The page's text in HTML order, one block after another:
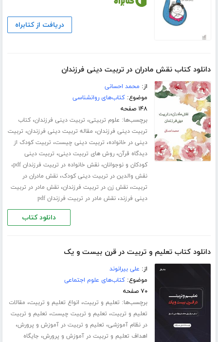
دریافت از کتابراه
دانلود کتاب نقش مادران در تربیت دینی فرزندان
از: محمد احسانی
موضوع:کتاب‌های روانشناسی
۱۴۸ صفحه
برچسب‌ها: علوم تربیتی، تربیت دینی فرزندان،کتاب
تربیت دینی فرزندان، مقاله تربیت دینی فرزندان، تربیت
دینی در خانواده، تربیت دینی چیست، تربیت کودک از
دیدگاه قرآن،روش های تربیت دینی، تربیت دینی
کودکان و نوجوانان،نقش خانواده در تربیت فرزندان pdf ،
نقش والدین در تربیت دینی کودک،نقش مادران در
تربیت،نقش زن در تربیت فرزندان،نقش مادر در تربیت
دینی فرزند،نقش مادر در تربیت فرزندان pdf
دانلود کتاب
دانلود کتاب تعلیم و تربیت در قرن بیست و یک
از: علی بیرانوند
موضوع:کتاب‌های علوم اجتماعی
۷۰ صفحه
برچسب‌ها: تعلیم و تربیت، انواع تعلیم و تربیت، مقالات
تعلیم و تربیت، تعلیم و تربیت چیست، تعلیم و تربیت
در نظام آموزشی، تعلیم و تربیت در آموزش و پرورش،
اهداف تعلیم و تربیت در آموزش و پرورش، جایگاه